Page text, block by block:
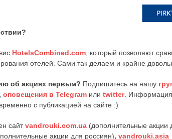
?
HotelsCombined.com , который позволяют
отелей. Сами так делаем и крайне
об акциях первым? Подпишитесь на нашу
, оповещения в Telegram или twitter.
с публикацией на сайте :)
сайтvandrouki.com.ua (дополнительные акции
акции для россиян), vandrouki.asia